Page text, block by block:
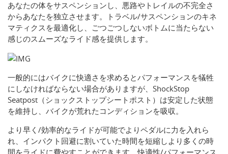
あなたの体をサスペンションし、悪路やトレイルの不完全さ
からあなたを独立させます。トラベル/サスペンションのキネ
マティクスを最適化し、ごつごつしないボトムに当たらない
感じのスムーズなライド感を提供します。
一般的にはバイクに快適さを求めるとパフォーマンスを犠牲
にしなければならない場合がありますが、ShockStop
Seatpost（ショックストップシートポスト）は安定した状態
を維持し、バイクが荒れたコンディションを吸収。
より早く/効率的なライドが可能でよりペダルに力を入れら
れ、インパクト回避に割いていた時間を短縮しより多くの時